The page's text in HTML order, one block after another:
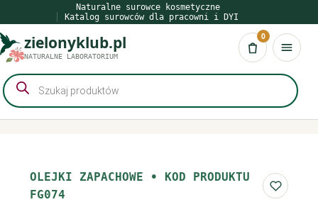
do
treści
Naturalne surowce kosmetyczne
Katalog surowców dla pracowni i DYI
zielonyklub.pl
NATURALNE LABORATORIUM Koszyk
0
Wyszukiwarka
produktów
OLEJKI ZAPACHOWE • KOD PRODUKTU
FG074
Do